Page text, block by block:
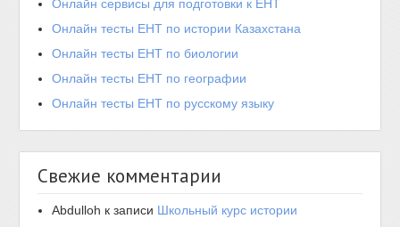
Онлайн сервисы для подготовки к ЕНТ
Онлайн тесты ЕНТ по истории Казахстана
Онлайн тесты ЕНТ по биологии
Онлайн тесты ЕНТ по географии
Онлайн тесты ЕНТ по русскому языку
Свежие комментарии
Abdulloh к записи Школьный курс истории